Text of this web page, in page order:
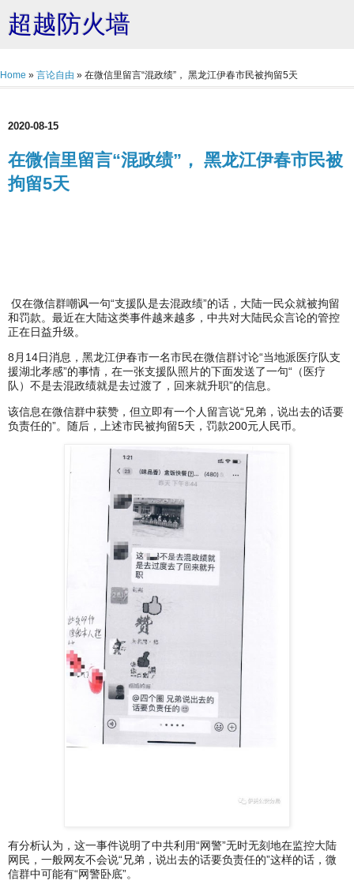
超越防火墙
Home » 言论自由 » 在微信里留言“混政绩”， 黑龙江伊春市民被拘留5天
2020-08-15
在微信里留言“混政绩”， 黑龙江伊春市民被
拘留5天
仅在微信群嘲讽一句“支援队是去混政绩”的话，大陆一民众就被拘留
和罚款。最近在大陆这类事件越来越多，中共对大陆民众言论的管控
正在日益升级。
8月14日消息，黑龙江伊春市一名市民在微信群讨论“当地派医疗队支
援湖北孝感”的事情，在一张支援队照片的下面发送了一句“（医疗
队）不是去混政绩就是去过渡了，回来就升职”的信息。
该信息在微信群中获赞，但立即有一个人留言说“兄弟，说出去的话要
负责任的”。随后，上述市民被拘留5天，罚款200元人民币。
有分析认为，这一事件说明了中共利用“网警”无时无刻地在监控大陆
网民，一般网友不会说“兄弟，说出去的话要负责任的”这样的话，微
信群中可能有“网警卧底”。